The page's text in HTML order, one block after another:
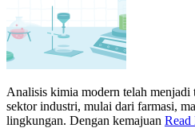
Analisis kimia modern telah menjadi
sektor industri, mulai dari farmasi,
lingkungan. Dengan kemajuan